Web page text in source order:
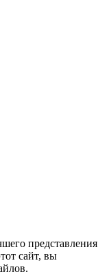
представления
сайт, вы